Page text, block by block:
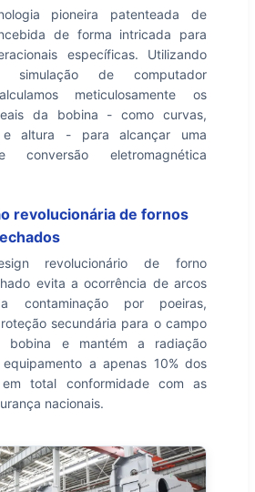
pioneira patenteada de
de forma intricada para
específicas. Utilizando
simulação de computador
meticulosamente os
da bobina - como curvas,
e altura - para alcançar uma
conversão eletromagnética
revolucionária de fornos
revolucionário de forno
evita a ocorrência de arcos
contaminação por poeiras,
secundária para o campo
bobina e mantém a radiação
a apenas 10% dos
em total conformidade com as
nacionais.